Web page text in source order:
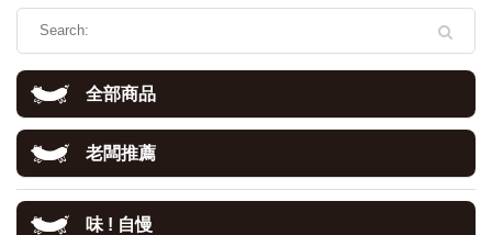
全部商品
老闆推薦
味 ! 自慢